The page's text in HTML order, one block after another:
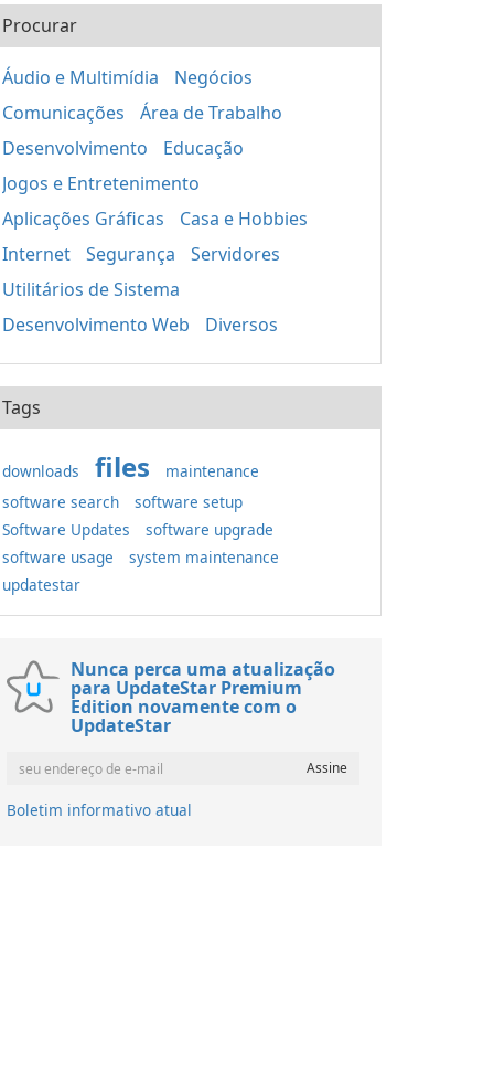
Procurar
Áudio e Multimídia
Negócios
Comunicações
Área de Trabalho
Desenvolvimento
Educação
Jogos e Entretenimento
Aplicações Gráficas
Casa e Hobbies
Internet
Segurança
Servidores
Utilitários de Sistema
Desenvolvimento Web
Diversos
Tags
downloads files
maintenance
software search
software setup
Software Updates
software upgrade
software usage
system maintenance
updatestar
Nunca perca uma atualização
para UpdateStar Premium
Edition novamente com o
UpdateStar
Boletim informativo atual